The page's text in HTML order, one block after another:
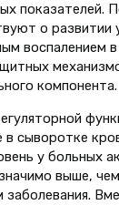
показателей.
о развитии
воспалением в
компонента.
в сыворотке
у больных
выше,